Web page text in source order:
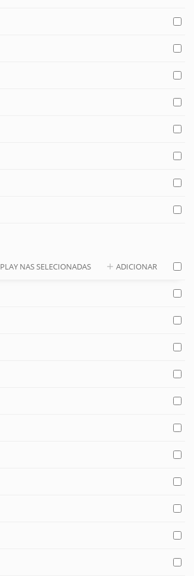
PLAY NAS SELECIONADAS ADICIONAR